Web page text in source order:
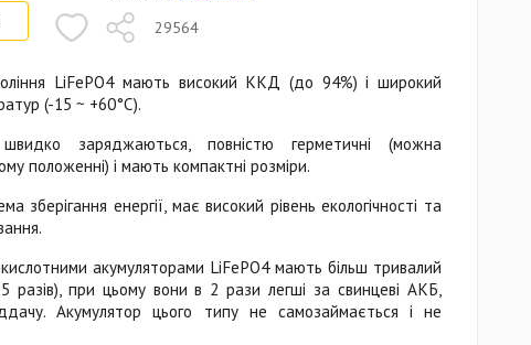
29564
LiFePO4 мають високий ККД (до 94%) і широкий
(-15 ~ +60°C).
заряджаються, повністю герметичні (можна
положенні) і мають компактні розміри.
зберігання енергії, має високий рівень екологічності та
кислотними акумуляторами LiFePO4 мають більш тривалий
разів), при цьому вони в 2 рази легші за свинцеві АКБ,
Акумулятор цього типу не самозаймається і не